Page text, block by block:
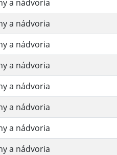
a nádvoria
a nádvoria
a nádvoria
a nádvoria
a nádvoria
a nádvoria
a nádvoria
a nádvoria